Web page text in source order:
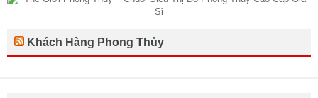
Khách Hàng Phong Thủy